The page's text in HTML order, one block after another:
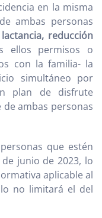
en la misma
ambas personas
reducción
ellos permisos o
con la familia- la
simultáneo por
plan de disfrute
ambas personas
que estén
junio de 2023, lo
aplicable al
no limitará el del